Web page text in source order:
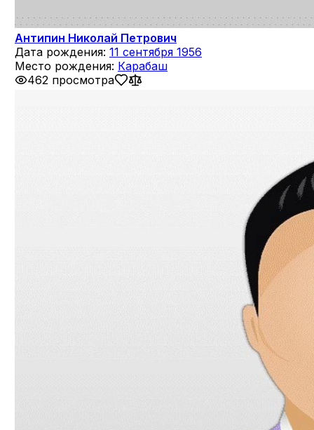
Антипин Николай Петрович
Дата рождения: 11 сентября 1956
Место рождения: Карабаш
462 просмотра